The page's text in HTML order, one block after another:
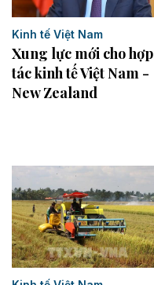
Kinh tế Việt Nam
Xung lực mới cho hợp
tác kinh tế Việt Nam -
New Zealand